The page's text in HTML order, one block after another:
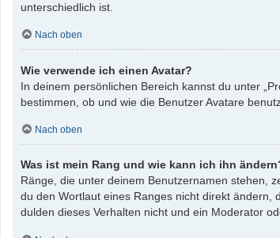
unterschiedlich ist.
Nach oben
Wie verwende ich einen Avatar?
In deinem persönlichen Bereich kannst du unter
bestimmen, ob und wie die Benutzer Avatare
Nach oben
Was ist mein Rang und wie kann ich ihn
Ränge, die unter deinem Benutzernamen stehen,
du den Wortlaut eines Ranges nicht direkt
dulden dieses Verhalten nicht und ein Moderator